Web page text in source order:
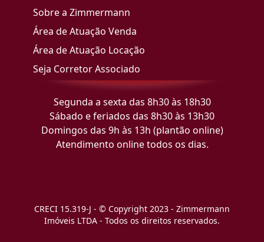
Sobre a Zimmermann
Área de Atuação Venda
Área de Atuação Locação
Seja Corretor Associado
Segunda a sexta das 8h30 às 18h30
Sábado e feriados das 8h30 às 13h30
Domingos das 9h às 13h (plantão online)
Atendimento online todos os dias.
CRECI 15.319-J - © Copyright 2023 - Zimmermann
Imóveis LTDA - Todos os direitos reservados.